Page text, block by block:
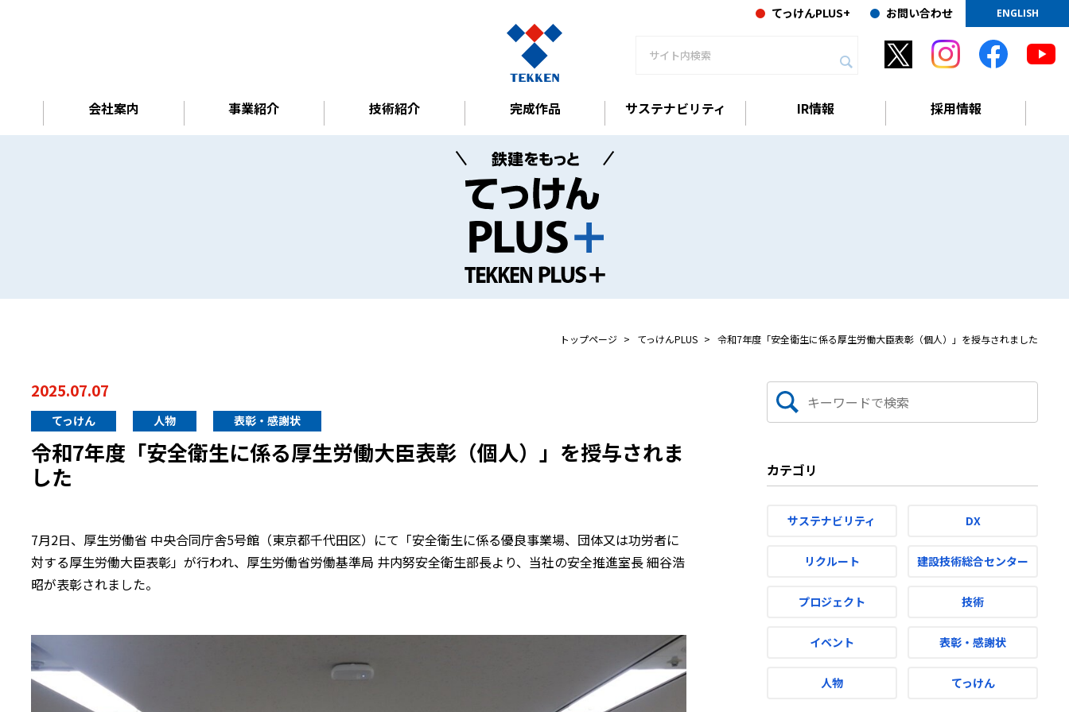
ENGLISH
会社案内 事業紹介 技術紹介 完成作品 サステナビリティ IR情報 採用情報
てっけんPLUS+ お問い合わせ
トップページ てっけんPLUS 令和7年度「安全衛生に係る厚生労働大臣表彰（個人）」を授与されました
2025.07.07
てっけん 人物 表彰・感謝状
令和7年度「安全衛生に係る厚生労働大臣表彰（個人）」を授与されま
した
7月2日、厚生労働省 中央合同庁舎5号館（東京都千代田区）にて「安全衛生に係る優良事業場、団体又は功労者に
対する厚生労働大臣表彰」が行われ、厚生労働省労働基準局 井内努安全衛生部長より、当社の安全推進室長 細谷浩
昭が表彰されました。
カテゴリ
サステナビリティ DX
リクルート 建設技術総合センター
プロジェクト 技術
イベント 表彰・感謝状
人物 てっけん